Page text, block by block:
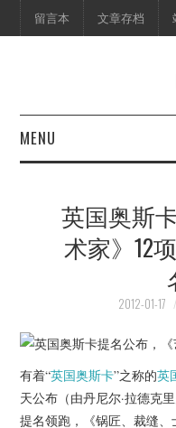
留言本 文章存档
MENU
映像快讯
脱口秀
杂七杂八
英国奥斯
术家》12
2012-01-17
有着“英国奥斯卡”之称的英
天公布（由丹尼尔·拉德克
提名领跑，《锅匠、裁缝